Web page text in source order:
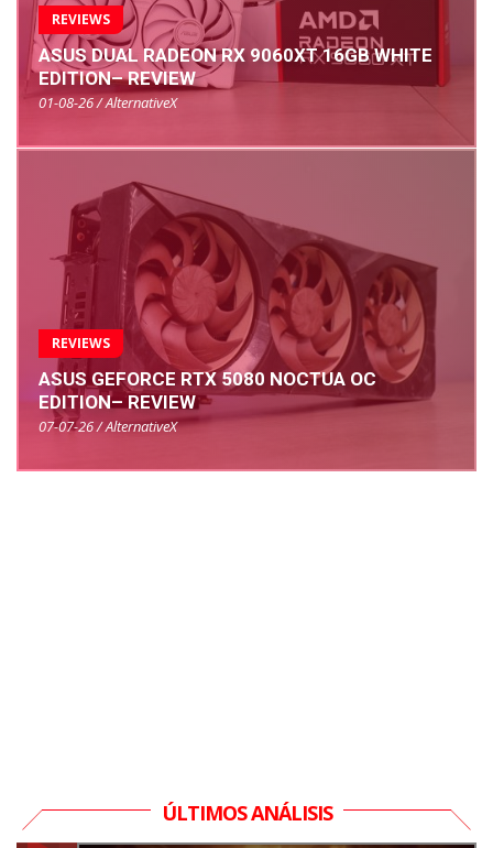
REVIEWS
ASUS DUAL RADEON RX 9060XT 16GB WHITE
EDITION– REVIEW
01-08-26 / AlternativeX
REVIEWS
ASUS GEFORCE RTX 5080 NOCTUA OC
EDITION– REVIEW
07-07-26 / AlternativeX
ÚLTIMOS ANÁLISIS